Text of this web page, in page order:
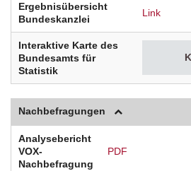
Ergebnisübersicht
Bundeskanzlei
Link
Interaktive Karte des
Bundesamts für
Statistik
Nachbefragungen
Analysebericht
VOX-
Nachbefragung
PDF